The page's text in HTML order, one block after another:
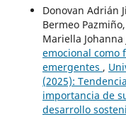
Donovan Adrián
Bermeo
Mariella Johanna
emocional como
emergentes ,
(2025):
importancia de
desarrollo